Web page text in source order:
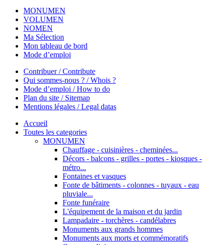
MONUMEN
VOLUMEN
NOMEN
Ma Sélection
Mon tableau de bord
Mode d’emploi
Contribuer / Contribute
Qui sommes-nous ? / Whois ?
Mode d’emploi / How to do
Plan du site / Sitemap
Mentions légales / Legal datas
Accueil
Toutes les categories
MONUMEN
Chauffage - cuisinières - cheminées...
Décors - balcons - grilles - portes - kiosques -
métro...
Fontaines et vasques
Fonte de bâtiments - colonnes - tuyaux - eau
pluviale...
Fonte funéraire
L'équipement de la maison et du jardin
Lampadaire - torchères - candélabres
Monuments aux grands hommes
Monuments aux morts et commémoratifs